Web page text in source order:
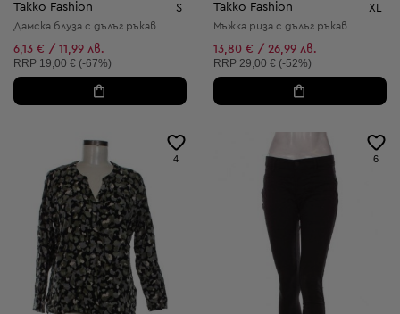
Takko Fashion S
Дамска блуза с дълъг ръкав
6,13 € / 11,99 лв.
Препоръчителна цена:
RRP 19,00 € (-67%)
Takko Fashion XL
Мъжка риза с дълъг ръкав
13,80 € / 26,99 лв.
Препоръчителна цена:
RRP 29,00 € (-52%)
4 6